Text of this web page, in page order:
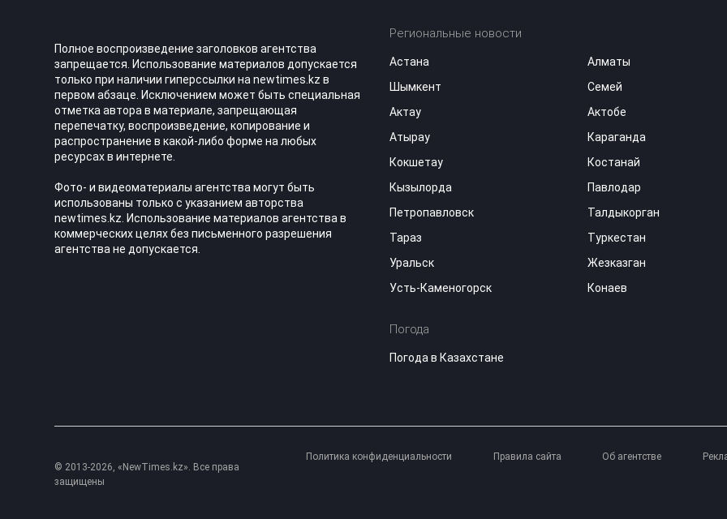
Полное воспроизведение заголовков агентства
запрещается. Использование материалов допускается
только при наличии гиперссылки на newtimes.kz в
первом абзаце. Исключением может быть специальная
отметка автора в материале, запрещающая
перепечатку, воспроизведение, копирование и
распространение в какой-либо форме на любых
ресурсах в интернете.
Фото- и видеоматериалы агентства могут быть
использованы только с указанием авторства
newtimes.kz. Использование материалов агентства в
коммерческих целях без письменного разрешения
агентства не допускается.
Региональные новости
Астана
Алматы
Шымкент
Семей
Актау
Актобе
Атырау
Караганда
Кокшетау
Костанай
Кызылорда
Павлодар
Петропавловск
Талдыкорган
Тараз
Туркестан
Уральск
Жезказган
Усть-Каменогорск
Конаев
Погода
Погода в Казахстане
© 2013-2026, «NewTimes.kz». Все права
защищены
Политика конфиденциальности Правила сайта Об агентстве